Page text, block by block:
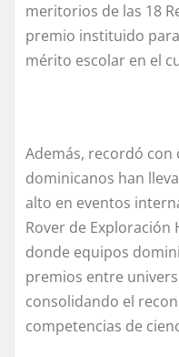
meritorios de las 18
premio instituido
mérito escolar en el
Además, recordó con
dominicanos han
alto en eventos
Rover de Exploración
donde equipos
premios entre
consolidando el
competencias de